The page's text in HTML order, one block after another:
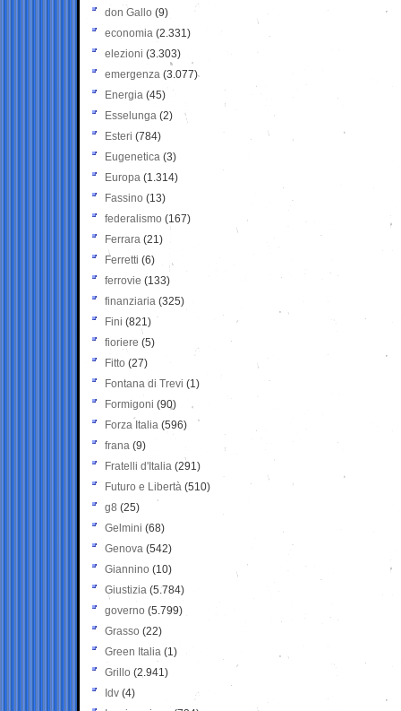
don Gallo (9)
economia (2.331)
elezioni (3.303)
emergenza (3.077)
Energia (45)
Esselunga (2)
Esteri (784)
Eugenetica (3)
Europa (1.314)
Fassino (13)
federalismo (167)
Ferrara (21)
Ferretti (6)
ferrovie (133)
finanziaria (325)
Fini (821)
fioriere (5)
Fitto (27)
Fontana di Trevi (1)
Formigoni (90)
Forza Italia (596)
frana (9)
Fratelli d'Italia (291)
Futuro e Libertà (510)
g8 (25)
Gelmini (68)
Genova (542)
Giannino (10)
Giustizia (5.784)
governo (5.799)
Grasso (22)
Green Italia (1)
Grillo (2.941)
Idv (4)